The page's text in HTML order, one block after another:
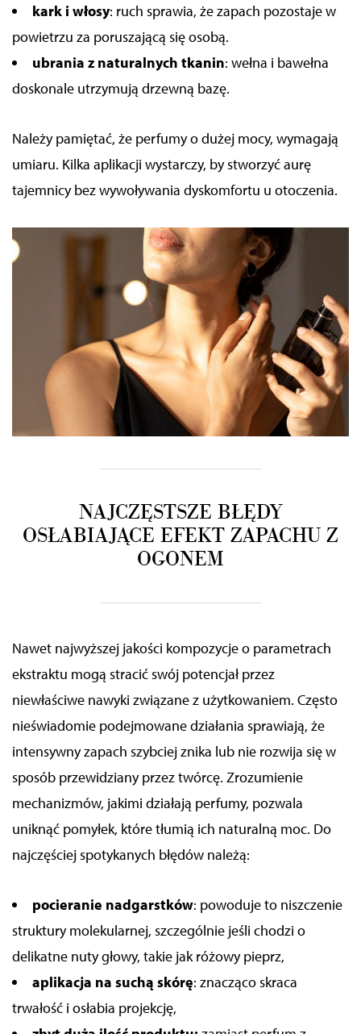
kark i włosy: ruch sprawia, że zapach pozostaje w
powietrzu za poruszającą się osobą.
ubrania z naturalnych tkanin: wełna i bawełna
doskonale utrzymują drzewną bazę.
Należy pamiętać, że perfumy o dużej mocy, wymagają
umiaru. Kilka aplikacji wystarczy, by stworzyć aurę
tajemnicy bez wywoływania dyskomfortu u otoczenia.
NAJCZĘSTSZE BŁĘDY
OSŁABIAJĄCE EFEKT ZAPACHU Z
OGONEM
Nawet najwyższej jakości kompozycje o parametrach
ekstraktu mogą stracić swój potencjał przez
niewłaściwe nawyki związane z użytkowaniem. Często
nieświadomie podejmowane działania sprawiają, że
intensywny zapach szybciej znika lub nie rozwija się w
sposób przewidziany przez twórcę. Zrozumienie
mechanizmów, jakimi działają perfumy, pozwala
uniknąć pomyłek, które tłumią ich naturalną moc. Do
najczęściej spotykanych błędów należą:
pocieranie nadgarstków: powoduje to niszczenie
struktury molekularnej, szczególnie jeśli chodzi o
delikatne nuty głowy, takie jak różowy pieprz,
aplikacja na suchą skórę: znacząco skraca
trwałość i osłabia projekcję,